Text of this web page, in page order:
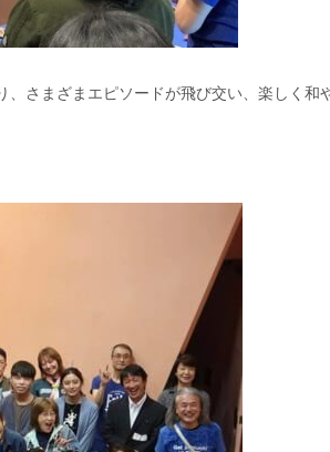
さまざまエピソードが飛び交い、楽しく和